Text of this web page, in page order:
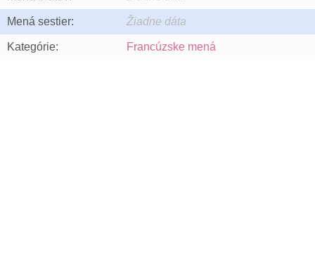
Mená sestier: Žiadne dáta
Kategórie: Francúzske mená